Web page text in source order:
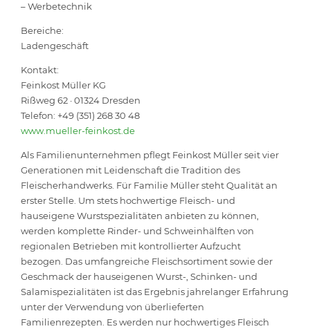
– Werbetechnik
Bereiche:
Ladengeschäft
Kontakt:
Feinkost Müller KG
Rißweg 62 · 01324 Dresden
Telefon: +49 (351) 268 30 48
www.mueller-feinkost.de
Als Familienunternehmen pflegt Feinkost Müller seit vier
Generationen mit Leidenschaft die Tradition des
Fleischerhandwerks. Für Familie Müller steht Qualität an
erster Stelle. Um stets hochwertige Fleisch- und
hauseigene Wurstspezialitäten anbieten zu können,
werden komplette Rinder- und Schweinhälften von
regionalen Betrieben mit kontrollierter Aufzucht
bezogen. Das umfangreiche Fleischsortiment sowie der
Geschmack der hauseigenen Wurst-, Schinken- und
Salamispezialitäten ist das Ergebnis jahrelanger Erfahrung
unter der Verwendung von überlieferten
Familienrezepten. Es werden nur hochwertiges Fleisch